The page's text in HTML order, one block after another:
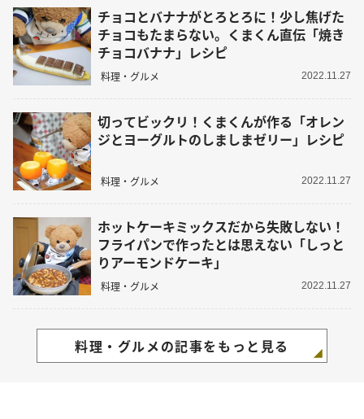
チョコとバナナがとろとろに！少し焦げた
チョコもたまらない。くまくん直伝「焼き
チョコバナナ」レシピ
料理・グルメ 2022.11.27
切ってビックリ！くまくんが作る「オレン
ジとヨーグルトのしましまゼリー」レシピ
料理・グルメ 2022.11.27
ホットケーキミックスだから失敗しない！
フライパンで作ったとは思えない「しっと
りアーモンドケーキ」
料理・グルメ 2022.11.27
料理・グルメの記事をもっと見る